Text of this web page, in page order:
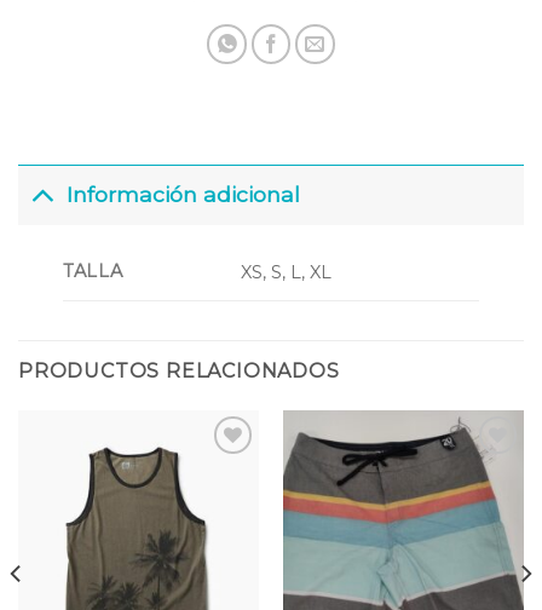
Información adicional
TALLA XS, S, L, XL
PRODUCTOS RELACIONADOS
deseos
Añadir
a la
lista
de
deseos